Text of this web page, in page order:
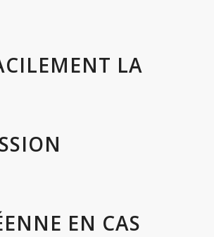
LA
EN CAS